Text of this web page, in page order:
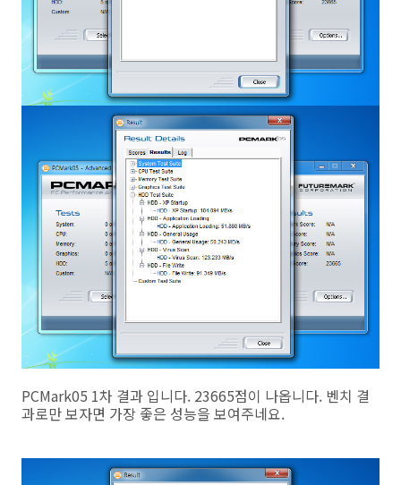
PCMark05 1차 결과 입니다. 23665점이 나옵니다. 벤치 결
과로만 보자면 가장 좋은 성능을 보여주네요.